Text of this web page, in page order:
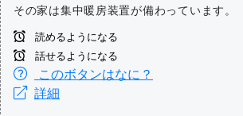
その家は集中暖房装置が備わっています。
読めるようになる
話せるようになる
このボタンはなに？
詳細